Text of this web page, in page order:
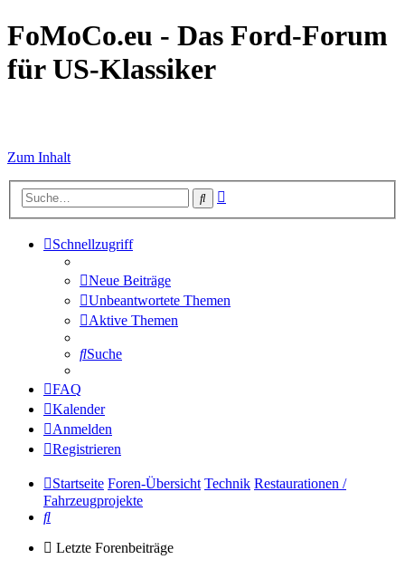
FoMoCo.eu - Das Ford-Forum
für US-Klassiker
Zum Inhalt
Suche
Schnellzugriff
Neue Beiträge
Unbeantwortete Themen
Aktive Themen
Suche
FAQ
Kalender
Anmelden
Registrieren
Startseite Foren-Übersicht Technik Restaurationen /
Fahrzeugprojekte
Suche
Letzte Forenbeiträge